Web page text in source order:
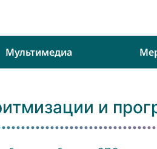
Мультимедиа
и